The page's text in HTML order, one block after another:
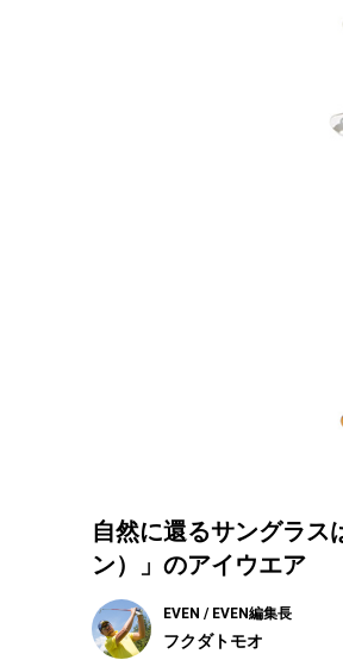
自然に還るサングラス
ン）」のアイウエア
EVEN / EVEN編集長
フクダトモオ